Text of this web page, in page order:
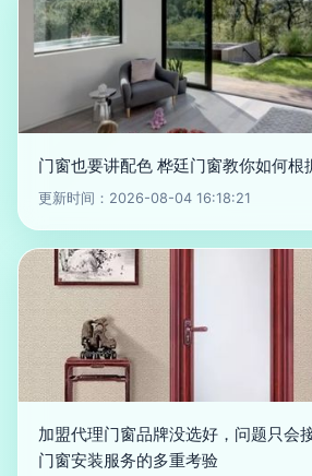
门窗也要讲配色 桦廷门窗教你如何根
更新时间：2026-08-04 16:18:21
加盟代理门窗品牌没选好，问题只
门窗安装服务的多重考验